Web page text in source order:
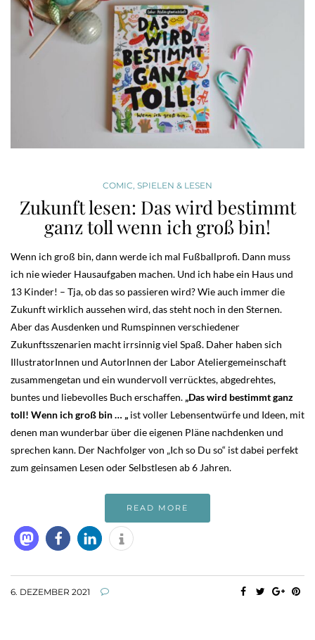
COMIC, SPIELEN & LESEN
Zukunft lesen: Das wird bestimmt
ganz toll wenn ich groß bin!
Wenn ich groß bin, dann werde ich mal Fußballprofi. Dann muss
ich nie wieder Hausaufgaben machen. Und ich habe ein Haus und
13 Kinder! – Tja, ob das so passieren wird? Wie auch immer die
Zukunft wirklich aussehen wird, das steht noch in den Sternen.
Aber das Ausdenken und Rumspinnen verschiedener
Zukunftsszenarien macht irrsinnig viel Spaß. Daher haben sich
IllustratorInnen und AutorInnen der Labor Ateliergemeinschaft
zusammengetan und ein wundervoll verrücktes, abgedrehtes,
buntes und liebevolles Buch erschaffen. „Das wird bestimmt ganz
toll! Wenn ich groß bin … „ ist voller Lebensentwürfe und Ideen, mit
denen man wunderbar über die eigenen Pläne nachdenken und
sprechen kann. Der Nachfolger von „Ich so Du so“ ist dabei perfekt
zum geinsamen Lesen oder Selbstlesen ab 6 Jahren.
READ MORE
6. DEZEMBER 2021